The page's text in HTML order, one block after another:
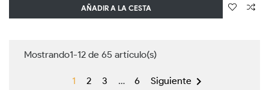
AÑADIR A LA CESTA
Mostrando1-12 de 65 artículo(s)
1 2 3 … 6 Siguiente 